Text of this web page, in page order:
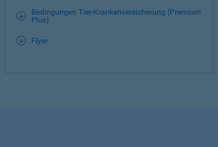
Bedingungen Tier-Krankenversicherung (Premium
Plus)
Flyer